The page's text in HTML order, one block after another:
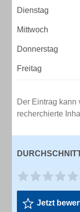
Dienstag
Mittwoch
Donnerstag
Freitag
Der Eintrag kann
recherchierte
Jetzt